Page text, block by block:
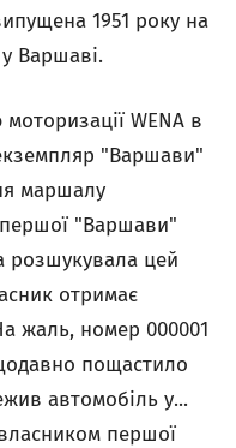
1951 року на
Варшаві.
WENA в
"Варшави"
маршалу
першої "Варшави"
розшукувала цей
отримає
жаль, номер 000001
пощастило
автомобіль у...
першої